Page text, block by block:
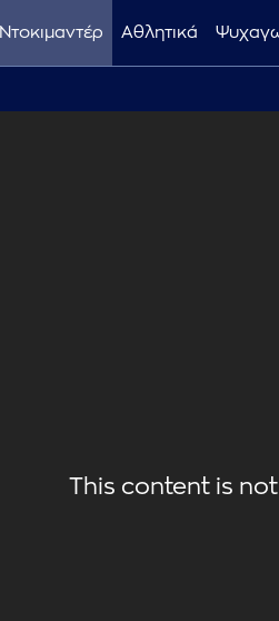
Ντοκιμαντέρ Αθλητικά
This content is